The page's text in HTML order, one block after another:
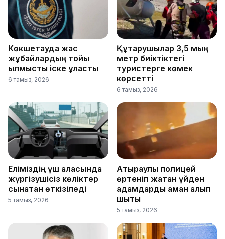
Көкшетауда жас
жұбайлардың тойы
қылмыстық іске ұласты
6 тамыз, 2026
Құтқарушылар 3,5 мың
метр биіктіктегі
туристерге көмек
көрсетті
6 тамыз, 2026
Еліміздің үш қаласында
жүргізушісіз көліктер
сынақтан өткізіледі
5 тамыз, 2026
Атыраулық полицей
өртеніп жатқан үйден
адамдарды аман алып
шықты
5 тамыз, 2026